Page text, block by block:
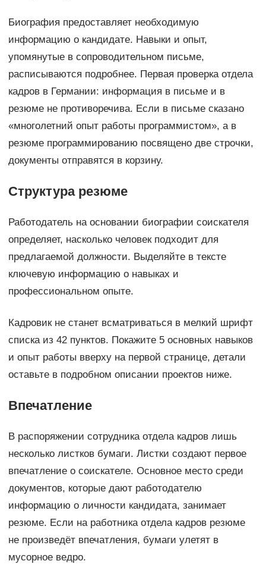
Биография предоставляет необходимую
информацию о кандидате. Навыки и опыт,
упомянутые в сопроводительном письме,
расписываются подробнее. Первая проверка отдела
кадров в Германии: информация в письме и в
резюме не противоречива. Если в письме сказано
«многолетний опыт работы программистом», а в
резюме программированию посвящено две строчки,
документы отправятся в корзину.
Структура резюме
Работодатель на основании биографии соискателя
определяет, насколько человек подходит для
предлагаемой должности. Выделяйте в тексте
ключевую информацию о навыках и
профессиональном опыте.
Кадровик не станет всматриваться в мелкий шрифт
списка из 42 пунктов. Покажите 5 основных навыков
и опыт работы вверху на первой странице, детали
оставьте в подробном описании проектов ниже.
Впечатление
В распоряжении сотрудника отдела кадров лишь
несколько листков бумаги. Листки создают первое
впечатление о соискателе. Основное место среди
документов, которые дают работодателю
информацию о личности кандидата, занимает
резюме. Если на работника отдела кадров резюме
не произведёт впечатления, бумаги улетят в
мусорное ведро.